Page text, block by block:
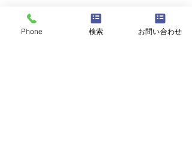
Phone 検索 お問い合わせ